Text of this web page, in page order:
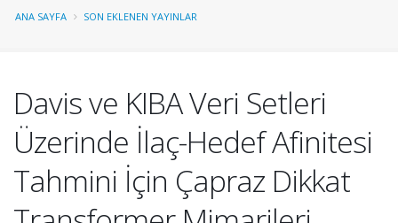
ANA SAYFA SON EKLENEN YAYINLAR
Davis ve KIBA Veri Setleri
Üzerinde İlaç-Hedef Afinitesi
Tahmini İçin Çapraz Dikkat